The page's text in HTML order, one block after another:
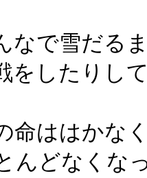
なで雪だる
をしたりし
命ははかな
んどなくな